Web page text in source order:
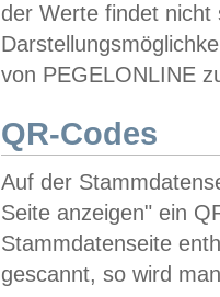
der Werte findet
von PEGELONLINE
QR-Codes
Auf der
Seite anzeigen" ein
Stammdatenseite
gescannt, so wird